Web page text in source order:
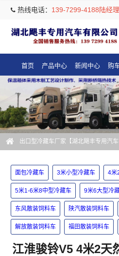
热线电话： 139-7299-4188陆经理
首页 产品中心 新闻中心 购
出口型冷藏车厂家【湖北飓丰专用汽车
面包冷藏车 3米小型冷藏车 4米
5米1-6米8中型冷藏车 9米6大型冷
东风散装饲料车 陕汽散装饲料车
解放散装饲料车 福田散装饲料车
江淮骏铃V5 4米2天